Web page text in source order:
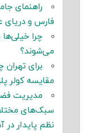
راهنمای
فارس و دریای
چرا خیلی‌ها
می‌شوند؟
برای
مقایسه کولر
مدیریت
سبک‌های
نظم پایدار در